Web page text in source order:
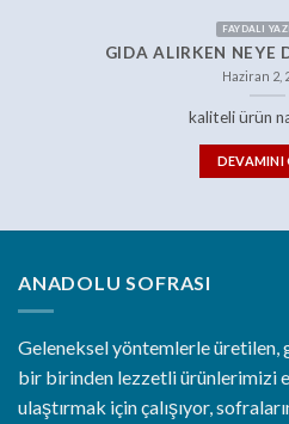
FAYDALI
GIDA ALIRKEN NEYE
Haziran 2,
kaliteli ürün
DEVAMINI
ANADOLU SOFRASI
Geleneksel yöntemlerle
bir birinden lezzetli ürünlerimizi
ulaştırmak için çalışıyor,